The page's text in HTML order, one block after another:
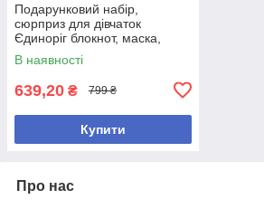
Подарунковий набір,
сюрприз для дівчаток
Єдиноріг блокнот, маска,
ручка, заколки, гаманець
В наявності
639,20 ₴ 799 ₴
Купити
Про нас